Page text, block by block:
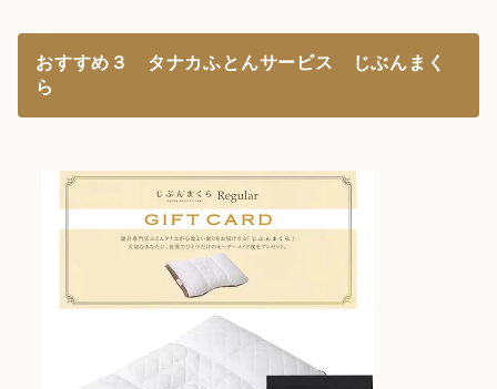
おすすめ３ タナカふとんサービス じぶんまく
ら